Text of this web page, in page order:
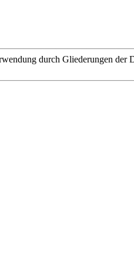
durch Gliederungen der